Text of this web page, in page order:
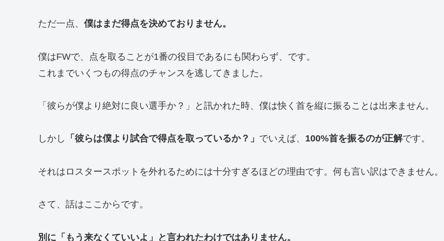
ただ一点、 僕はまだ得点を決めておりません。
僕はFWで、点を取ることが1番の役目であるにも関わらず、です。
これまでいくつもの得点のチャンスを逃してきました。
「彼らが僕より絶対に良い選手か？」と訊かれた時、僕は快く首を縦に振ることは出来ません。
しかし 「彼らは僕より試合で得点を取っているか？」 でいえば、 100%首を振るのが正解です。
それはロスタースポットを外れるためには十分すぎるほどの理由です。何も言い訳はできません。
さて、話はここからです。
別に「もう来なくていいよ」と言われたわけではありません。